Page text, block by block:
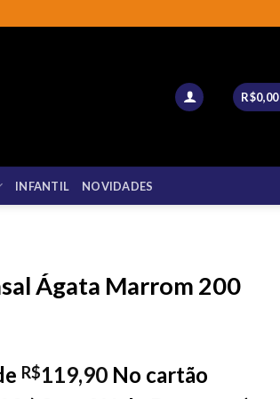
R$0,00
INFANTIL NOVIDADES
Ágata Marrom 200
R$119,90 No cartão